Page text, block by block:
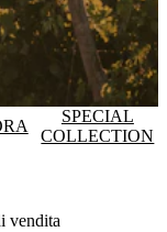
SPECIAL
COLLECTION
vendita